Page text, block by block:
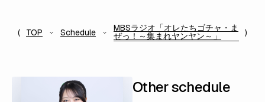
TOP Schedule MBSラジオ「オレたちゴチャ・ま
ぜっ！～集まれヤンヤン～」
Other schedule